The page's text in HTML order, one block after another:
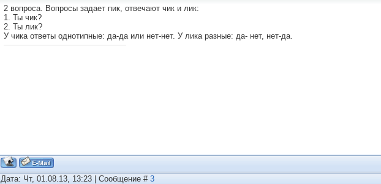
2 вопроса. Вопросы задает пик, отвечают чик и лик:
1. Ты чик?
2. Ты лик?
У чика ответы однотипные: да-да или нет-нет. У лика разные: да- нет, нет-да.
Дата: Чт, 01.08.13, 13:23 | Сообщение # 3